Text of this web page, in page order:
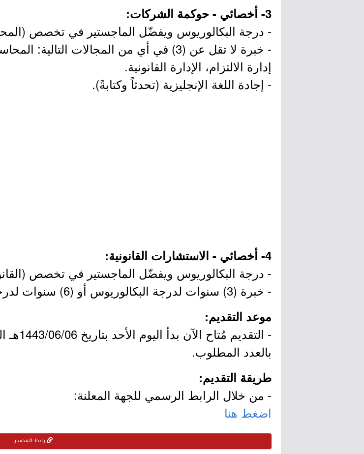
3- أخصائي - حوكمة الشركات:
- درجة البكالوريوس ويفضّل الماجستير في تخصص
- خبرة لا تقل عن (3) في أي من المجالات
إدارة الالتزام، الإدارة القانونية.
- إجادة اللغة الإنجليزية (تحدثاً وكتابةً).
4- أخصائي - الاستشارات القانونية:
- درجة البكالوريوس ويفضّل الماجستير في تخصص
- خبرة (3) سنوات لدرجة البكالوريوس أو (6) سنوات لدرجة الماجستير.
موعد التقديم:
بالعدد المطلوب.
طريقة التقديم:
- من خلال الرابط الرسمي للجهة المعلنة:
اضغط هنا
رابط المصدر